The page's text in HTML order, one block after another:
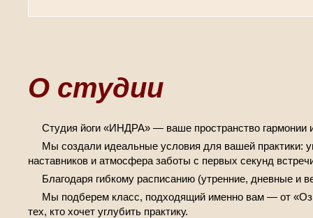
О студии
Студия йоги «ИНДРА» — ваше пространство гармонии
Мы создали идеальные условия для вашей практики:
наставников и атмосфера заботы с первых секунд
Благодаря гибкому расписанию (утренние, дневные и
Мы подберем класс, подходящий именно вам — от
тех, кто хочет углубить практику.